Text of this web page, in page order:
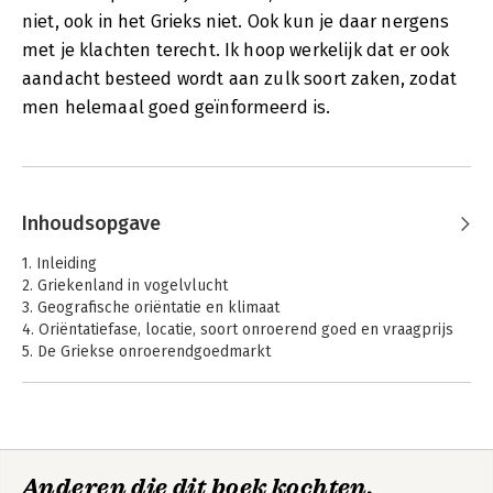
niet, ook in het Grieks niet. Ook kun je daar nergens
met je klachten terecht. Ik hoop werkelijk dat er ook
aandacht besteed wordt aan zulk soort zaken, zodat
men helemaal goed geïnformeerd is.
Inhoudsopgave
1. Inleiding
2. Griekenland in vogelvlucht
3. Geografische oriëntatie en klimaat
4. Oriëntatiefase, locatie, soort onroerend goed en vraagprijs
5. De Griekse onroerendgoedmarkt
Griekenland